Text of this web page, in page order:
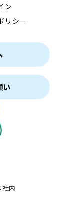
内
ン
リシー
い